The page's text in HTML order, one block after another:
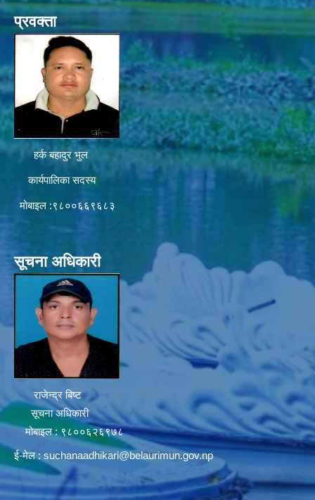
प्रवक्ता
हर्क बहादुर भुल
कार्यपालिका सदस्य
मोबाइल :९८००६६९६८३
सूचना अधिकारी
राजेन्द्र बिष्ट
सूचना अधिकारी
मोबाइल : ९८००६२६९७८
ई-मेल : suchanaadhikari@belaurimun.gov.np